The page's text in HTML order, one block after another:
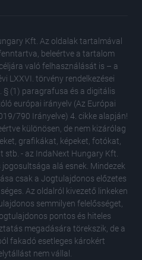
nőknek
Kft. Az oldalak tartalmával
beleértve a tartalom
való felhasználását is – a
LXXVI. törvény rendelkezései
§ (1) paragrafusa és a digitális
európai irányelv (Az Európai
790 Irányelve) 4. cikke alapján!
különösen, de nem kizárólag
grafikákat, képeket, fotókat,
stb. - az IndaNext Hungary Kft.
alá esnek. Mindezek
csak a Jogtulajdonos előzetes
Az oldalról kivezető linkeken
semmilyen felelősséget,
pontos és hiteles
megadására törekszik, de a
fakadó esetleges károkért
nem vállal.